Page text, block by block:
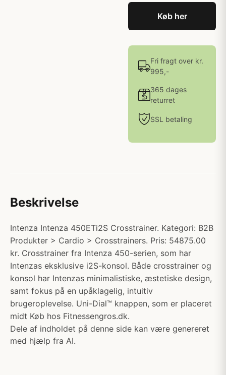
Køb her
Fri fragt over kr.
995,-
365 dages
returret
SSL betaling
Beskrivelse
Intenza Intenza 450ETi2S Crosstrainer. Kategori: B2B
Produkter > Cardio > Crosstrainers. Pris: 54875.00
kr. Crosstrainer fra Intenza 450-serien, som har
Intenzas eksklusive i2S-konsol. Både crosstrainer og
konsol har Intenzas minimalistiske, æstetiske design,
samt fokus på en upåklagelig, intuitiv
brugeroplevelse. Uni-Dial™ knappen, som er placeret
midt Køb hos Fitnessengros.dk.
Dele af indholdet på denne side kan være genereret
med hjælp fra AI.